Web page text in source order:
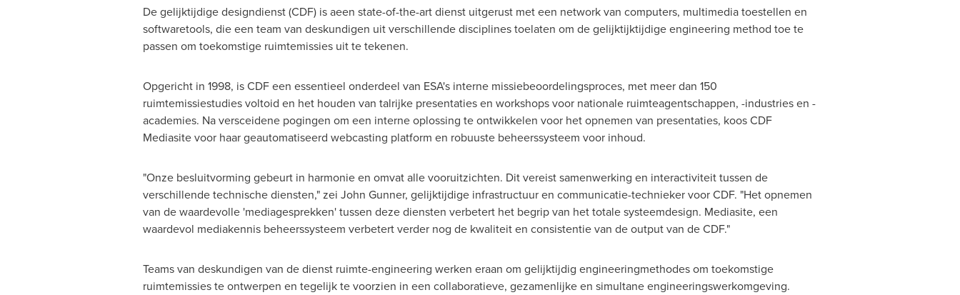
De gelijktijdige designdienst (CDF) is aeen state-of-the-art dienst uitgerust met een network van computers, multimedia toestellen en
softwaretools, die een team van deskundigen uit verschillende disciplines toelaten om de gelijktijktijdige engineering method toe te
passen om toekomstige ruimtemissies uit te tekenen.
Opgericht in 1998, is CDF een essentieel onderdeel van ESA'sinterne missiebeoordelingsproces, met meer dan 150
ruimtemissiestudies voltoid en het houden van talrijke presentaties en workshops voor nationale ruimteagentschappen, -industries en -
academies. Na versceidene pogingen om een interne oplossing te ontwikkelen voor het opnemen van presentaties, koos CDF
Mediasite voor haar geautomatiseerd webcasting platform en robuuste beheerssysteem voor inhoud.
"Onze besluitvorming gebeurt in harmonie en omvat alle vooruitzichten. Dit vereist samenwerking en interactiviteit tussen de
verschillende technische diensten," zei John Gunner, gelijktijdige infrastructuur en communicatie-technieker voor CDF. "Het opnemen
van de waardevolle 'mediagesprekken' tussen deze diensten verbetert het begrip van het totale systeemdesign. Mediasite, een
waardevol mediakennis beheerssysteem verbetert verder nog de kwaliteit en consistentie van de output van de CDF."
Teams van deskundigen van de dienst ruimte-engineering werken eraan om gelijktijdig engineeringmethodes om toekomstige
ruimtemissies te ontwerpen en tegelijk te voorzien in een collaboratieve, gezamenlijke en simultane engineeringswerkomgeving.